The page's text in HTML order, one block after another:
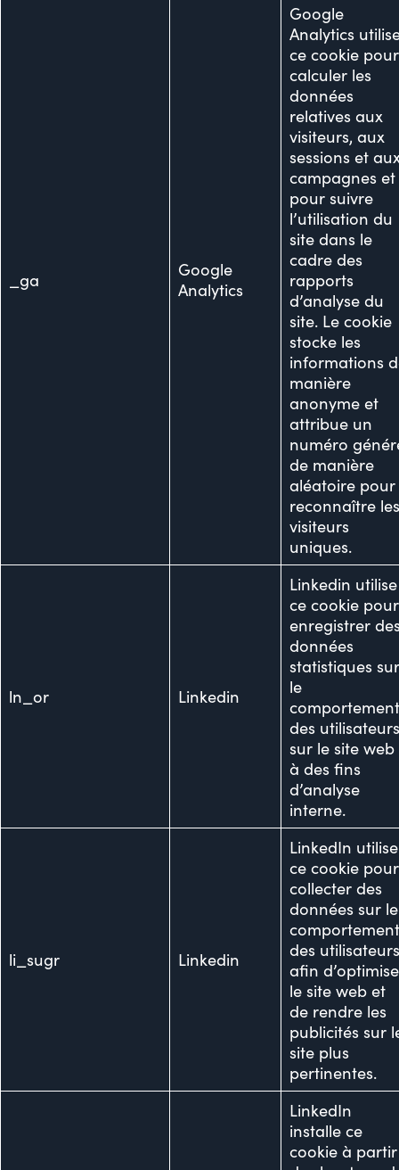
_ga
Google
Analytics
Google
Analytics
ce cookie pour
calculer les
données
relatives aux
visiteurs, aux
sessions et
campagnes et
pour suivre
l’utilisation du
site dans le
cadre des
rapports
d’analyse du
site. Le cookie
stocke les
informations
manière
anonyme et
attribue un
numéro
de manière
aléatoire pour
reconnaître
visiteurs
uniques.
ln_or Linkedin
Linkedin utilise
ce cookie pour
enregistrer
données
statistiques
le
des
sur le site web
à des fins
d’analyse
interne.
li_sugr Linkedin
LinkedIn utilise
ce cookie pour
collecter des
données sur le
des
afin
le site web et
de rendre les
publicités sur
site plus
pertinentes.
LinkedIn
installe ce
cookie à partir